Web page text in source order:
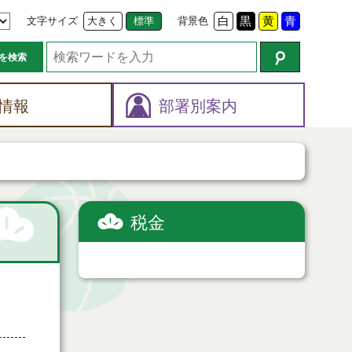
文字サイズ 大きく 標準 背景色 白 黒 黄 青
検索
報 部署別案内
税金